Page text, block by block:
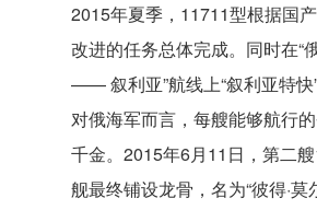
2015年夏季，11711型根据国
改进的任务总体完成。同时在“
—— 叙利亚”航线上“叙利亚特快
对俄海军而言，每艘能够航行
千金。2015年6月11日，第二
舰最终铺设龙骨，名为“彼得·莫